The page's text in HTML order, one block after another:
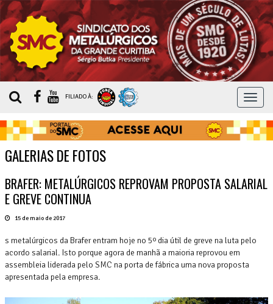
MENU
FILIADO À:
GALERIAS DE FOTOS
BRAFER: METALÚRGICOS REPROVAM PROPOSTA SALARIAL
E GREVE CONTINUA
15 de maio de 2017
s metalúrgicos da Brafer entram hoje no 5º dia útil de greve na luta pelo
acordo salarial. Isto porque agora de manhã a maioria reprovou em
assembleia liderada pelo SMC na porta de fábrica uma nova proposta
apresentada pela empresa.